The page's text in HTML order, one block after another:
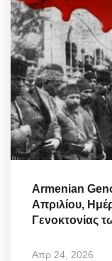
Armenian
Απριλίου,
Γενοκτονίας
Απρ 24, 2026